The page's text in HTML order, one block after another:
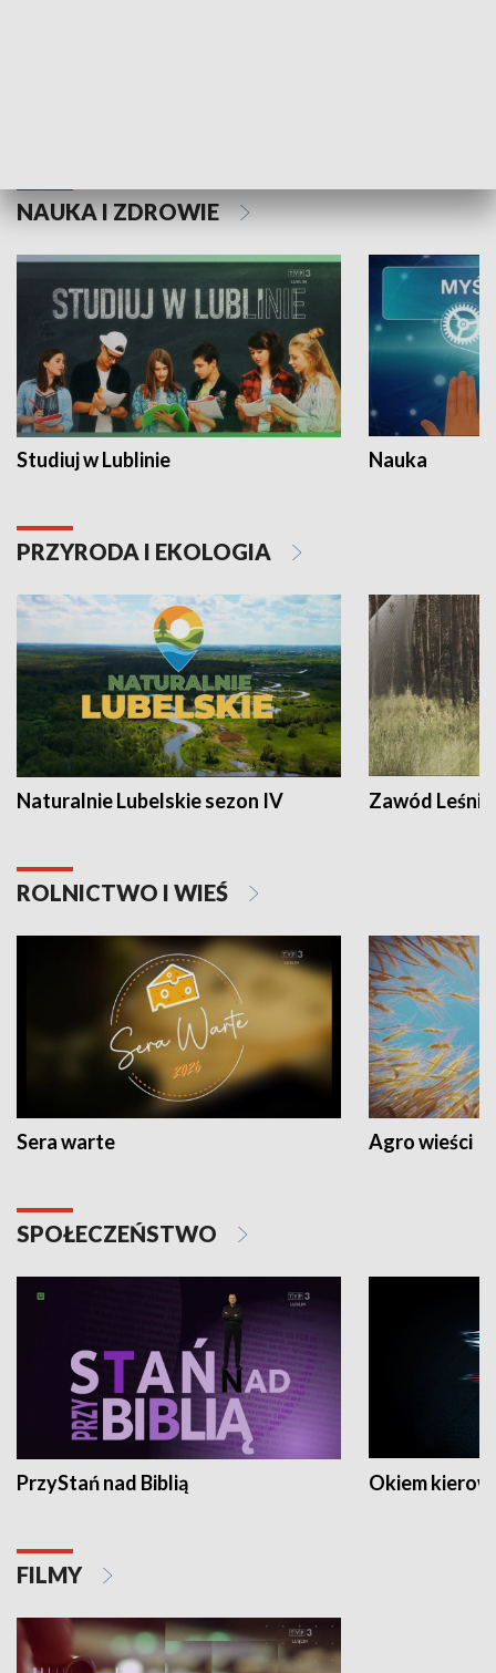
NAUKA I ZDROWIE
Studiuj w Lublinie Nauka
PRZYRODA I EKOLOGIA
Naturalnie Lubelskie sezon IV Zawód Leśnik
ROLNICTWO I WIEŚ
Sera warte Agro wieści
SPOŁECZEŃSTWO
PrzyStań nad Biblią Okiem
FILMY